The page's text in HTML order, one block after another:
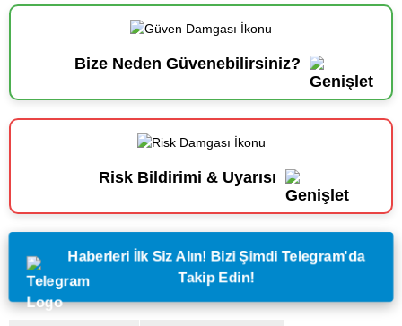
Bize Neden Güvenebilirsiniz?
Risk Bildirimi & Uyarısı
Haberleri İlk Siz Alın! Bizi Şimdi Telegram'da
Takip Edin!